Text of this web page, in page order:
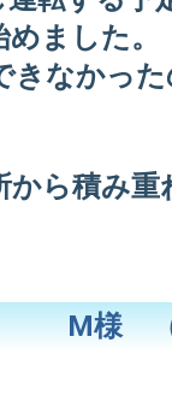
ました。
なかっ
ら積み重
M様